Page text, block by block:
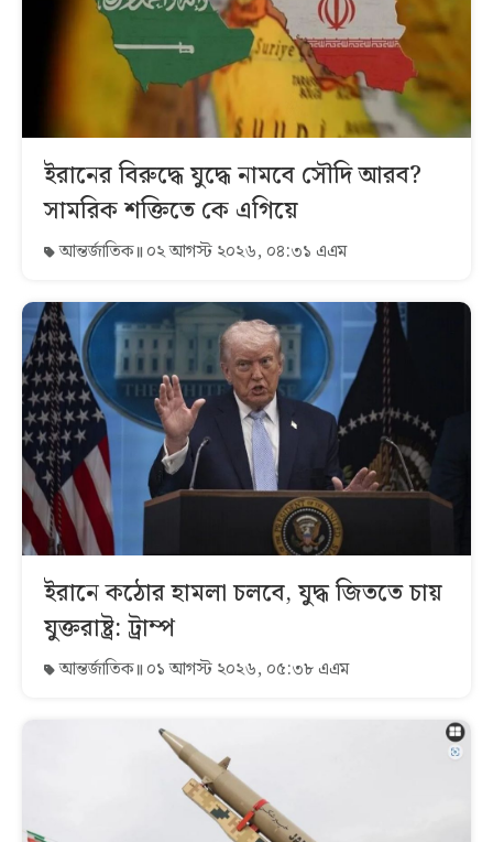
ইরানের বিরুদ্ধে যুদ্ধে নামবে সৌদি আরব?
সামরিক শক্তিতে কে এগিয়ে
আন্তর্জাতিক ০২ আগস্ট ২০২৬, ০৪:৩১ এএম
ইরানে কঠোর হামলা চলবে, যুদ্ধ জিততে চায়
যুক্তরাষ্ট্র: ট্রাম্প
আন্তর্জাতিক ০১ আগস্ট ২০২৬, ০৫:৩৮ এএম